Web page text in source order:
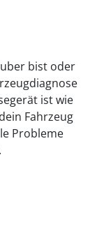
bist oder
ist wie
Fahrzeug
Probleme